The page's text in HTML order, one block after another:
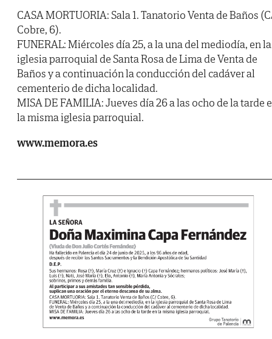
CASA MORTUORIA: Sala 1. Tanatorio Venta de Baños
Cobre, 6).
FUNERAL: Miércoles día 25, a la una del mediodía, en la
iglesia parroquial de Santa Rosa de Lima de Venta de
Baños y a continuación la conducción del cadáver al
cementerio de dicha localidad.
MISA DE FAMILIA: Jueves día 26 a las ocho de la tarde
la misma iglesia parroquial.
www.memora.es